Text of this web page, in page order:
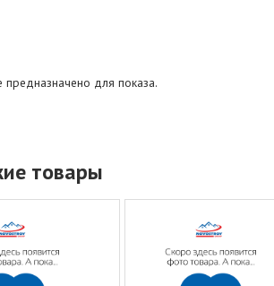
для показа.
товары